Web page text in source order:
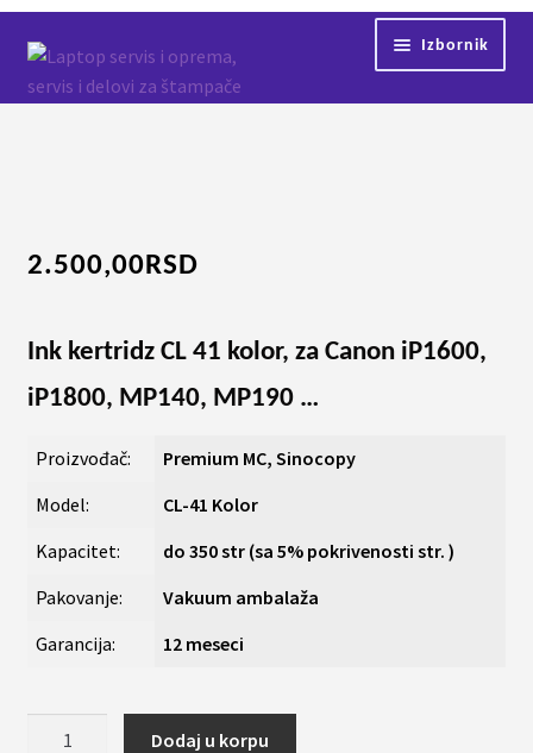
na
navigaciju
na
sadržaj
Izbornik
Početna
2.500,00RSD
Ink kertridz CL 41 kolor, za Canon iP1600,
iP1800, MP140, MP190 …
Proizvođač:
Premium MC, Sinocopy
Model:
CL-41 Kolor
Kapacitet:
do 350 str (sa 5% pokrivenosti str. )
Pakovanje:
Vakuum ambalaža
Garancija:
12 meseci
Dodaj u korpu